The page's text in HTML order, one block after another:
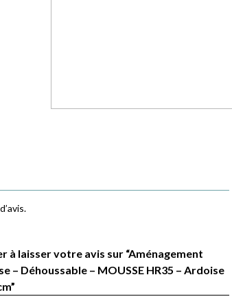
à laisser votre avis sur “Aménagement
– Déhoussable – MOUSSE HR35 – Ardoise